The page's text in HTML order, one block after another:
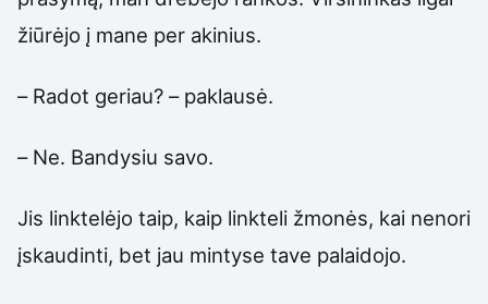
žiūrėjo į mane per akinius.
– Radot geriau? – paklausė.
– Ne. Bandysiu savo.
Jis linktelėjo taip, kaip linkteli žmonės, kai nenori
įskaudinti, bet jau mintyse tave palaidojo.